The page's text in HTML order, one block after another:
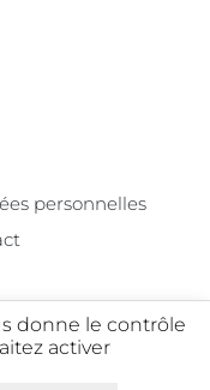
personnelles
donne le contrôle
activer